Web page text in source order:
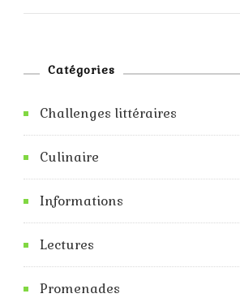
Catégories
Challenges littéraires
Culinaire
Informations
Lectures
Promenades